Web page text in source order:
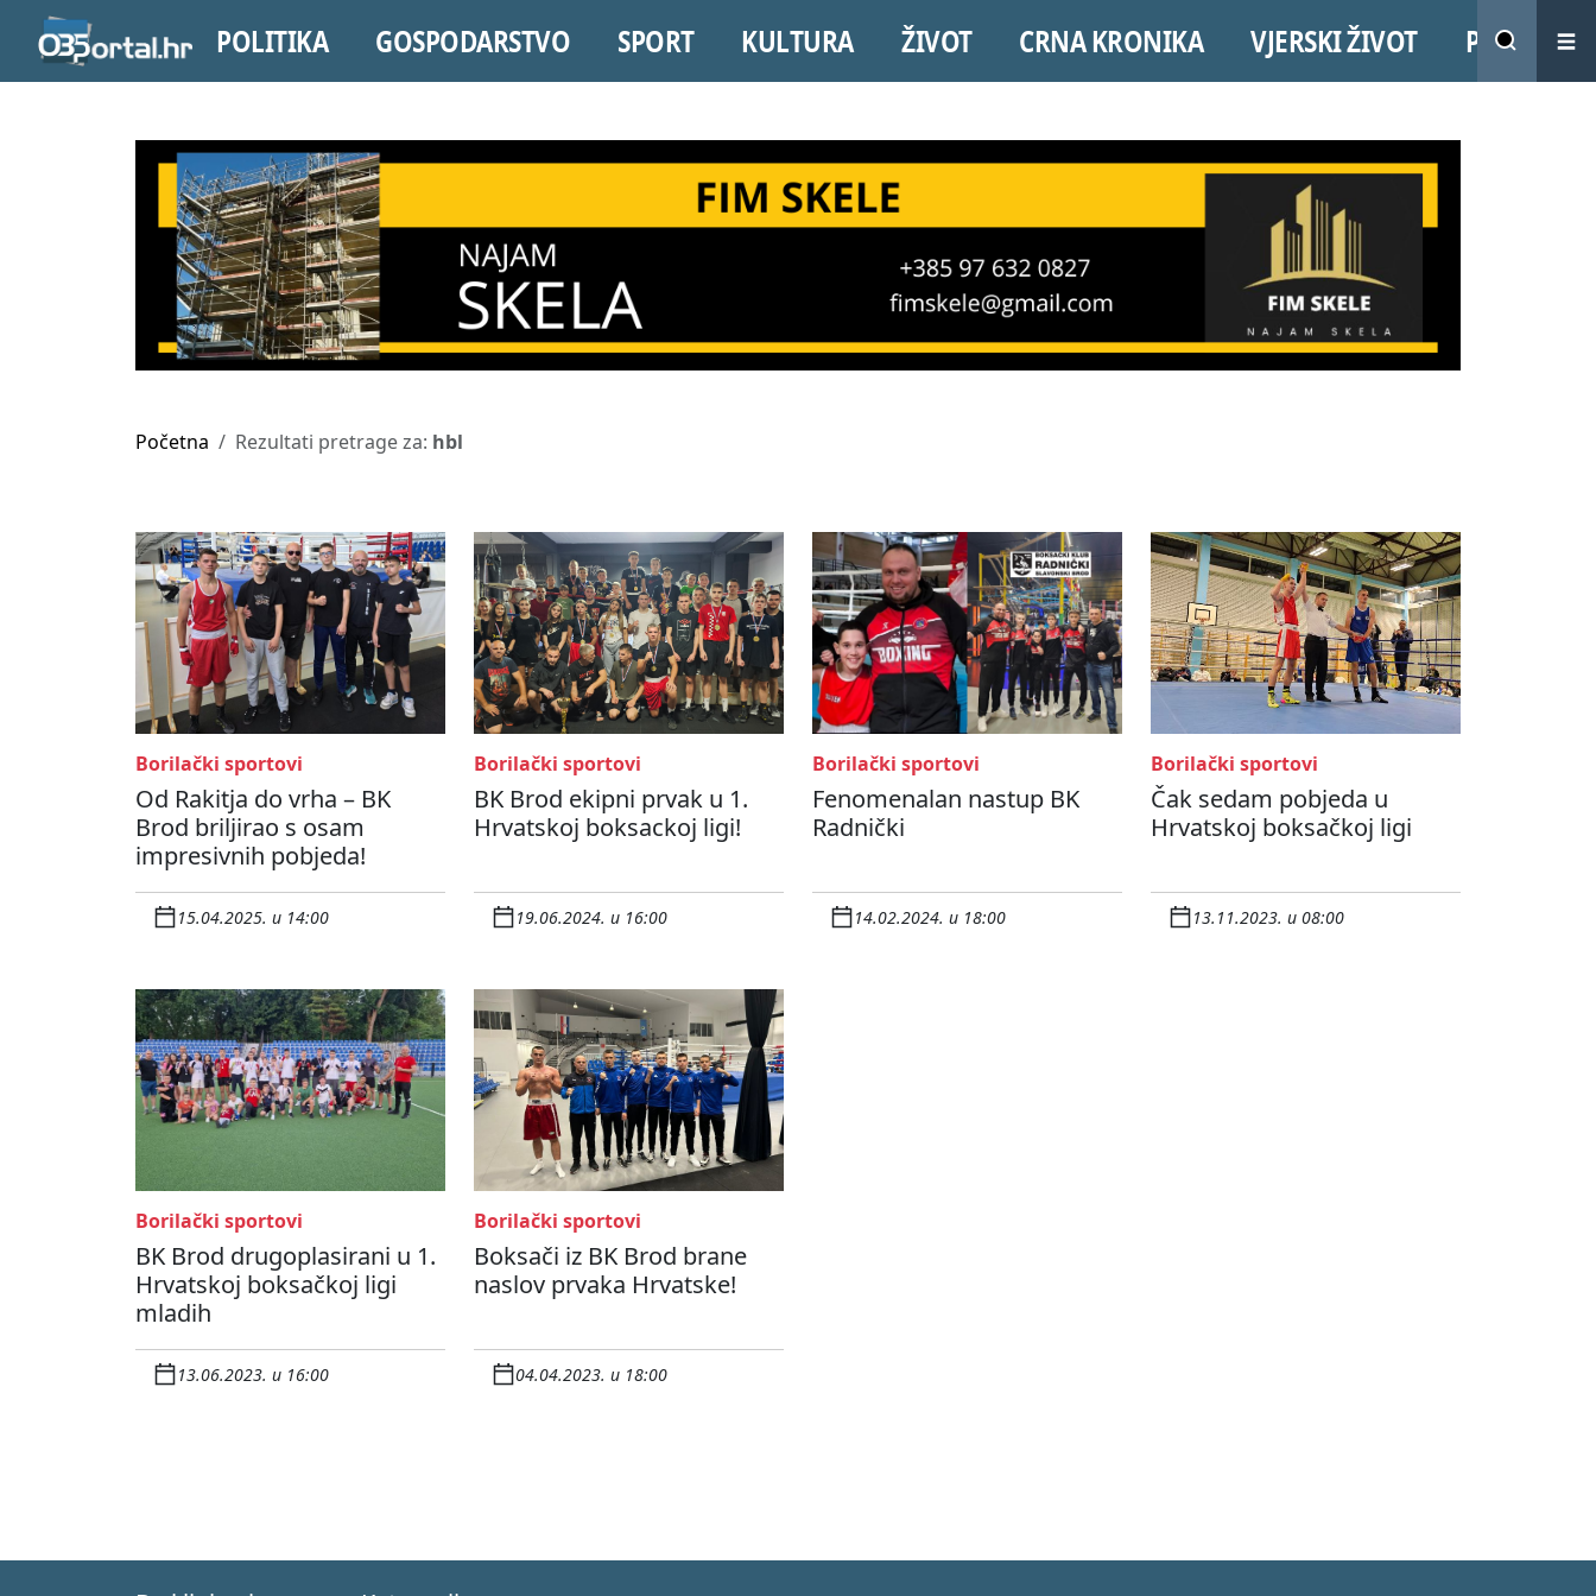
POLITIKA GOSPODARSTVO SPORT KULTURA ŽIVOT CRNA KRONIKA VJERSKI ŽIVOT PROMO
Početna Rezultati pretrage za: hbl
Borilački sportovi
Od Rakitja do vrha – BK
Brod briljirao s osam
impresivnih pobjeda!
15.04.2025. u 14:00
Borilački sportovi
BK Brod ekipni prvak u 1.
Hrvatskoj boksackoj ligi!
19.06.2024. u 16:00
Borilački sportovi
Fenomenalan nastup BK
Radnički
14.02.2024. u 18:00
Borilački sportovi
Čak sedam pobjeda u
Hrvatskoj boksačkoj ligi
13.11.2023. u 08:00
Borilački sportovi
BK Brod drugoplasirani u 1.
Hrvatskoj boksačkoj ligi
mladih
13.06.2023. u 16:00
Borilački sportovi
Boksači iz BK Brod brane
naslov prvaka Hrvatske!
04.04.2023. u 18:00